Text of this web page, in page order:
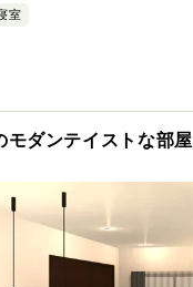
室
モダンテイストな部屋